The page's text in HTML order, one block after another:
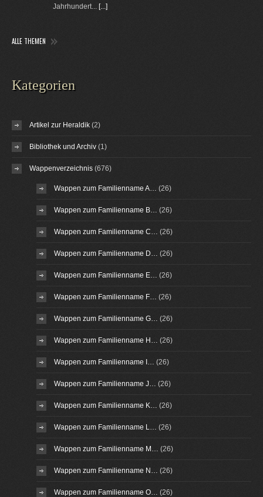
Jahrhundert... [...]
ALLE THEMEN
Kategorien
Artikel zur Heraldik (2)
Bibliothek und Archiv (1)
Wappenverzeichnis (676)
Wappen zum Familienname A… (26)
Wappen zum Familienname B… (26)
Wappen zum Familienname C… (26)
Wappen zum Familienname D… (26)
Wappen zum Familienname E… (26)
Wappen zum Familienname F… (26)
Wappen zum Familienname G… (26)
Wappen zum Familienname H… (26)
Wappen zum Familienname I… (26)
Wappen zum Familienname J… (26)
Wappen zum Familienname K… (26)
Wappen zum Familienname L… (26)
Wappen zum Familienname M… (26)
Wappen zum Familienname N… (26)
Wappen zum Familienname O… (26)